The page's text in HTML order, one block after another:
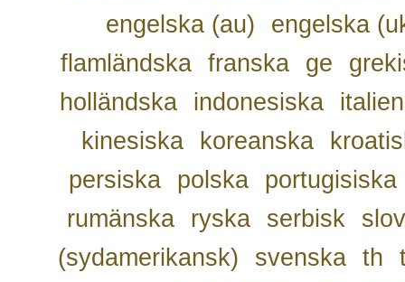
engelska (au)
engelska
flamländska franska ge
holländska
indonesiska
kinesiska
koreanska
persiska
polska
portugisiska
rumänska
ryska serbisk
(sydamerikansk)
svenska th